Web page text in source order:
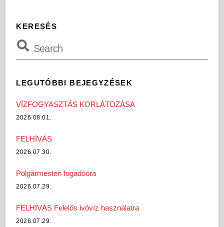
KERESÉS
LEGUTÓBBI BEJEGYZÉSEK
VÍZFOGYASZTÁS KORLÁTOZÁSA
2026.08.01.
FELHÍVÁS
2026.07.30.
Polgármesteri fogadóóra
2026.07.29.
FELHÍVÁS Felelős ivóvíz használatra
2026.07.29.